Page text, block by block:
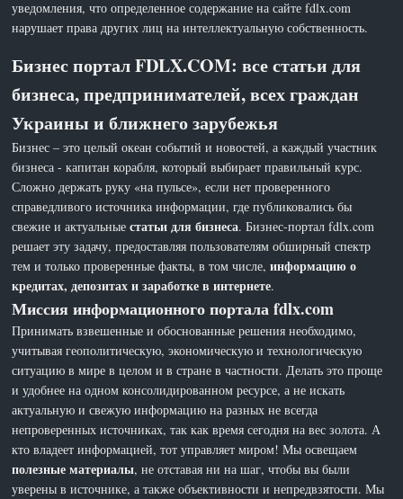
уведомления, что определенное содержание на сайте fdlx.com
нарушает права других лиц на интеллектуальную собственность.
Бизнес портал FDLX.COM: все статьи для
бизнеса, предпринимателей, всех граждан
Украины и ближнего зарубежья
Бизнес – это целый океан событий и новостей, а каждый участник
бизнеса - капитан корабля, который выбирает правильный курс.
Сложно держать руку «на пульсе», если нет проверенного
справедливого источника информации, где публиковались бы
свежие и актуальныестатьи для бизнеса. Бизнес-портал fdlx.com
решает эту задачу, предоставляя пользователям обширный спектр
тем и только проверенные факты, в том числе,информацию о
кредитах, депозитах и заработке в интернете.
Миссия информационного портала fdlx.com
Принимать взвешенные и обоснованные решения необходимо,
учитывая геополитическую, экономическую и технологическую
ситуацию в мире в целом и в стране в частности. Делать это проще
и удобнее на одном консолидированном ресурсе, а не искать
актуальную и свежую информацию на разных не всегда
непроверенных источниках, так как время сегодня на вес золота. А
кто владеет информацией, тот управляет миром! Мы освещаем
полезные материалы, не отставая ни на шаг, чтобы вы были
уверены в источнике, а также объективности и непредвзятости. Мы